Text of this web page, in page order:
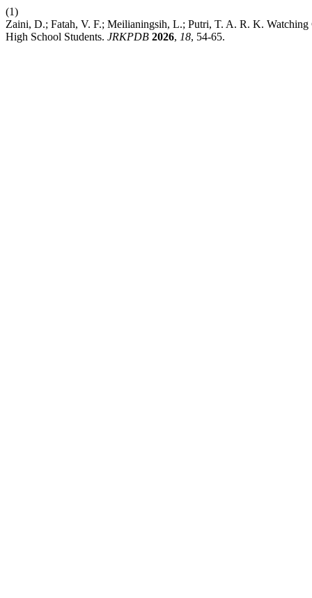
(1)
Zaini, D.; Fatah, V. F.; Meilianingsih, L.; Putri, T. A. R. K.
High School Students. JRKPDB 2026, 18, 54-65.